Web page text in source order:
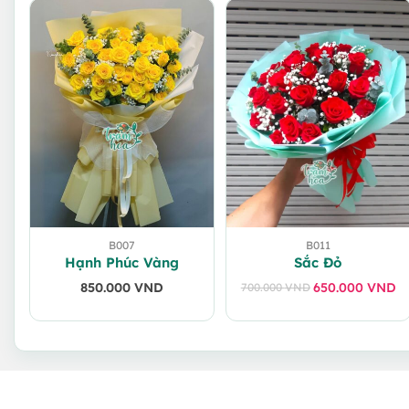
B007
Hạnh Phúc Vàng
850.000VND
B011
Sắc Đỏ
700.000VND Giá
là:
650.000VND
Giá
tại
650.000 VND.